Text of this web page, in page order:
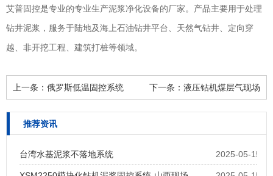
艾普固控是专业的专业生产泥浆净化设备的厂家。产品主要用于处理
钻井泥浆，服务于陆地及海上石油钻井平台、天然气钻井、定向穿
越、非开挖工程、建筑打桩等领域。
上一条： 俄罗斯低温固控系统 下一条： 液压钻机煤层气现场
推荐资讯
2025-05-15
台湾水基泥浆不落地系统